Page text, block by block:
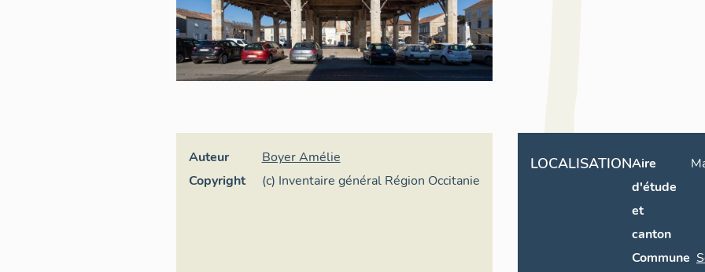
Auteur
Boyer Amélie
Copyright
(c) Inventaire général Région Occitanie
LOCALISATIONAire
d'étude
et
canton
Commune